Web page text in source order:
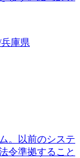
兵庫県
。以前のシステ
令準拠すること